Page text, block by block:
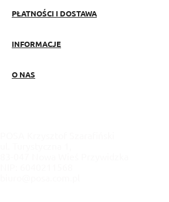
PŁATNOŚCI I DOSTAWA
INFORMACJE
O NAS